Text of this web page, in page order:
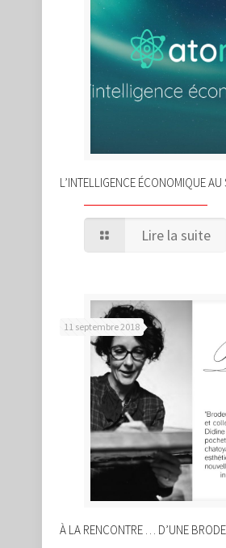
L’INTELLIGENCE ÉCONOMIQUE AU
Lire la suite
11 septembre 2018
À LA RENCONTRE … D’UNE